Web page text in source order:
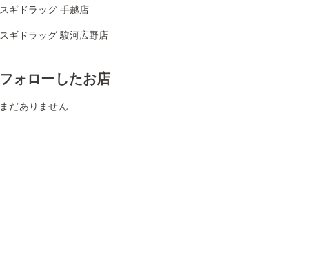
スギドラッグ 手越店
スギドラッグ 駿河広野店
フォローしたお店
まだありません